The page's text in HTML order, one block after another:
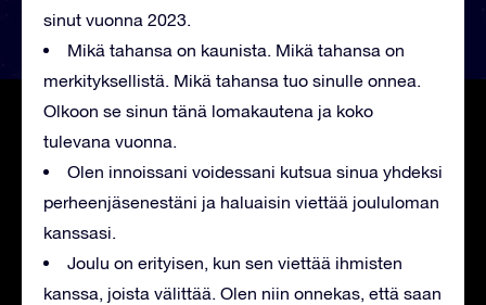
sinut vuonna 2023.
Mikä tahansa on kaunista. Mikä tahansa on
merkityksellistä. Mikä tahansa tuo sinulle onnea.
Olkoon se sinun tänä lomakautena ja koko
tulevana vuonna.
Olen innoissani voidessani kutsua sinua yhdeksi
perheenjäsenestäni ja haluaisin viettää joululoman
kanssasi.
Joulu on erityisen, kun sen viettää ihmisten
kanssa, joista välittää. Olen niin onnekas, että saan